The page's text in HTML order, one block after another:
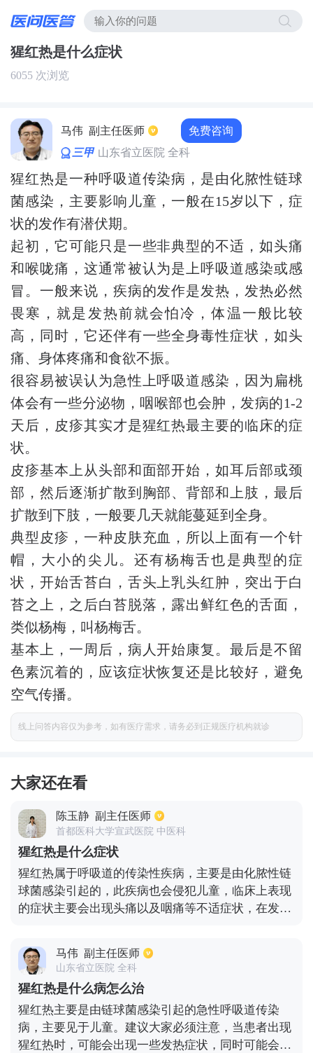
猩红热是什么症状
6055 次浏览
马伟 副主任医师 免费咨询
三甲 山东省立医院 全科
猩红热是一种呼吸道传染病，是由化脓性链球
菌感染，主要影响儿童，一般在15岁以下，症
状的发作有潜伏期。
起初，它可能只是一些非典型的不适，如头痛
和喉咙痛，这通常被认为是上呼吸道感染或感
冒。一般来说，疾病的发作是发热，发热必然
畏寒，就是发热前就会怕冷，体温一般比较
高，同时，它还伴有一些全身毒性症状，如头
痛、身体疼痛和食欲不振。
很容易被误认为急性上呼吸道感染，因为扁桃
体会有一些分泌物，咽喉部也会肿，发病的1-2
天后，皮疹其实才是猩红热最主要的临床的症
状。
皮疹基本上从头部和面部开始，如耳后部或颈
部，然后逐渐扩散到胸部、背部和上肢，最后
扩散到下肢，一般要几天就能蔓延到全身。
典型皮疹，一种皮肤充血，所以上面有一个针
帽，大小的尖儿。还有杨梅舌也是典型的症
状，开始舌苔白，舌头上乳头红肿，突出于白
苔之上，之后白苔脱落，露出鲜红色的舌面，
类似杨梅，叫杨梅舌。
基本上，一周后，病人开始康复。最后是不留
色素沉着的，应该症状恢复还是比较好，避免
空气传播。
线上问答内容仅为参考，如有医疗需求，请务必到正规医疗机构就诊
大家还在看
陈玉静 副主任医师
首都医科大学宣武医院 中医科
猩红热是什么症状
猩红热属于呼吸道的传染性疾病，主要是由化脓性链
球菌感染引起的，此疾病也会侵犯儿童，临床上表现
的症状主要会出现头痛以及咽痛等不适症状，在发病
比如全身酸痛以及食欲不振，这种情况很容易被临床
医生误认为急性上呼吸道感染，在发病的1~2天后也
会出现皮疹，此时是猩红热临床表现的主要症状，皮
疹也会从头面部开始蔓延胸背上肢直到下肢，部分患
者也出现典型皮疹，主要表现皮肤出血或者杨梅舌等
典型的症状。
马伟 副主任医师
山东省立医院 全科
猩红热是什么病怎么治
猩红热主要是由链球菌感染引起的急性呼吸道传染
病，主要见于儿童。建议大家必须注意，当患者出现
猩红热时，可能会出现一些发热症状，同时可能会出